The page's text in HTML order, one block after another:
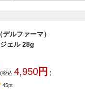
ルファーマ）
ェル 28g
(税込4,950円 )
45pt